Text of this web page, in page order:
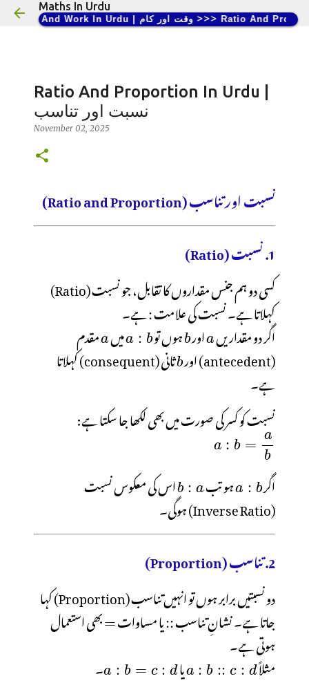
Skip to main content
Maths In Urdu
Time And Work In Urdu | وقت اور کام >>>
Ratio And Proportion In Urdu |
نسبت اور تناسب
November 02, 2025
نسبت اور تناسب (Ratio and Proportion)
1. نسبت (Ratio)
کسی دو ہم جنس مقداروں کا تقابل، جو نسبت (Ratio)
کہلاتا ہے۔ نسبت کی علامت
اگر دو مقداریں اور ہوں تو میں مقدم
(antecedent) اور ثانی (consequent) کہلاتا
ہے۔
نسبت کو کسر کی صورت میں بھی لکھا جا سکتا ہے:
اگر ہو تب اس کی معکوس نسبت
(Inverse Ratio) ہوگی۔
2. تناسب (Proportion)
دو نسبتیں برابر ہوں تو انہیں تناسب (Proportion) کہا
جاتا ہے۔ نشانِ تناسب یا مساوات بھی استعمال
مثلاً یا
۔